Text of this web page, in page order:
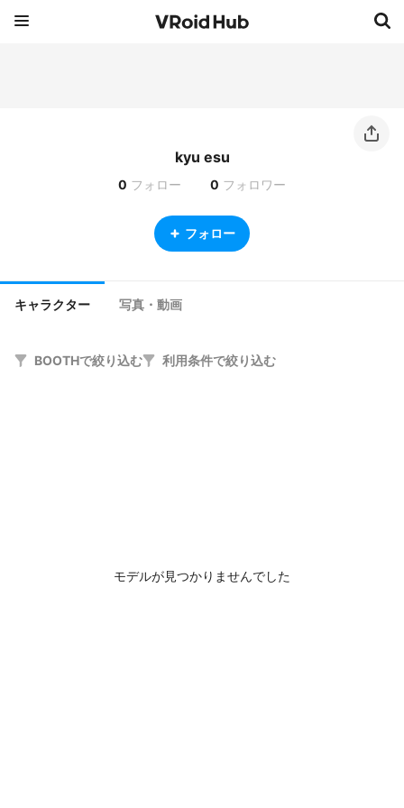
kyu esu
0 フォロー 0 フォロワー
フォロー
キャラクター 写真・動画
BOOTHで絞り込む 利用条件で絞り込む
モデルが見つかりませんでした